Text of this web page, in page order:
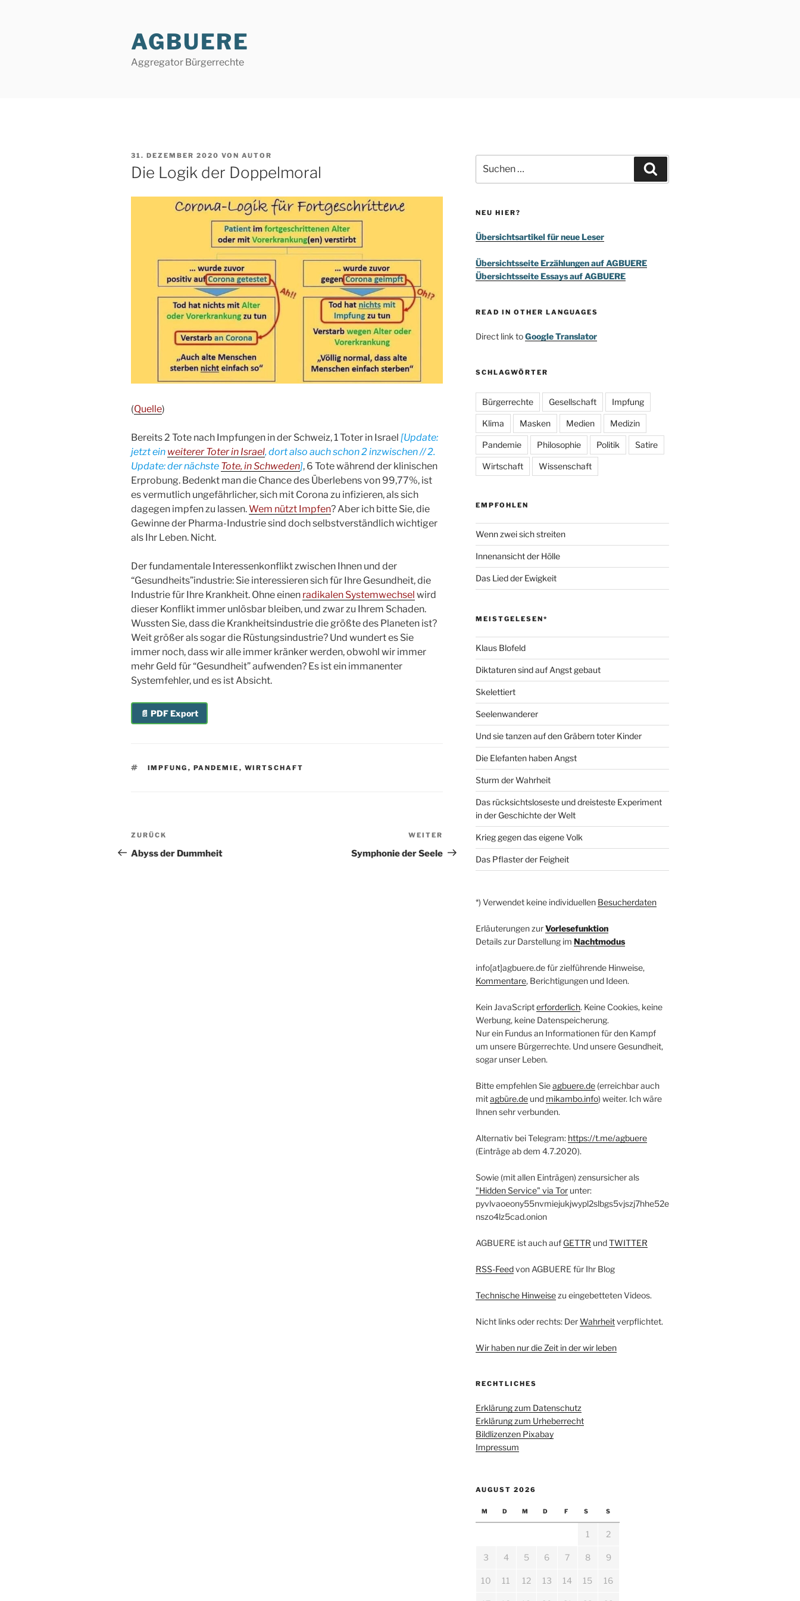
AGBUERE
Aggregator Bürgerrechte
VERÖFFENTLICHT
AM
31. DEZEMBER 2020 VON AUTOR
Die Logik der Doppelmoral
(Quelle)
Bereits 2 Tote nach Impfungen in der Schweiz, 1 Toter in Israel [Update:
jetzt ein weiterer Toter in Israel, dort also auch schon 2 inzwischen // 2.
Update: der nächste Tote, in Schweden], 6 Tote während der klinischen
Erprobung. Bedenkt man die Chance des Überlebens von 99,77%, ist
es vermutlich ungefährlicher, sich mit Corona zu infizieren, als sich
dagegen impfen zu lassen.Wem nützt Impfen? Aber ich bitte Sie, die
Gewinne der Pharma-Industrie sind doch selbstverständlich wichtiger
als Ihr Leben. Nicht.
Der fundamentale Interessenkonflikt zwischen Ihnen und der
“Gesundheits”industrie: Sie interessieren sich für Ihre Gesundheit, die
Industrie für Ihre Krankheit. Ohne einen radikalen Systemwechsel wird
dieser Konflikt immer unlösbar bleiben, und zwar zu Ihrem Schaden.
Wussten Sie, dass die Krankheitsindustrie die größte des Planeten ist?
Weit größer als sogar die Rüstungsindustrie? Und wundert es Sie
immer noch, dass wir alle immer kränker werden, obwohl wir immer
mehr Geld für “Gesundheit” aufwenden? Es ist ein immanenter
Systemfehler, und es ist Absicht.
📄 PDF Export
SCHLAGWÖRTER
IMPFUNG , PANDEMIE , WIRTSCHAFT
Beitragsnavigation
Vorheriger
Beitrag
ZURÜCK
Abyss der Dummheit
Nächster
Beitrag
WEITER
Symphonie der Seele
nach:
NEU HIER?
Übersichtsartikel für neue Leser
Übersichtsseite Erzählungen auf AGBUERE
Übersichtsseite Essays auf AGBUERE
READ IN OTHER LANGUAGES
Direct link toGoogle Translator
SCHLAGWÖRTER
Bürgerrechte Gesellschaft Impfung
Klima Masken Medien Medizin
Pandemie Philosophie Politik Satire
Wirtschaft Wissenschaft
EMPFOHLEN
Wenn zwei sich streiten
Innenansicht der Hölle
Das Lied der Ewigkeit
MEISTGELESEN*
Klaus Blofeld
Diktaturen sind auf Angst gebaut
Skelettiert
Seelenwanderer
Und sie tanzen auf den Gräbern toter Kinder
Die Elefanten haben Angst
Sturm der Wahrheit
Das rücksichtsloseste und dreisteste Experiment
in der Geschichte der Welt
Krieg gegen das eigene Volk
Das Pflaster der Feigheit
*) Verwendet keine individuellen Besucherdaten
Erläuterungen zurVorlesefunktion
Details zur Darstellung im Nachtmodus
info[at]agbuere.de für zielführende Hinweise,
Kommentare, Berichtigungen und Ideen.
Kein JavaScripterforderlich. Keine Cookies, keine
Werbung, keine Datenspeicherung.
Nur ein Fundus an Informationen für den Kampf
um unsere Bürgerrechte. Und unsere Gesundheit,
sogar unser Leben.
Bitte empfehlen Sieagbuere.de(erreichbar auch
mitagbüre.deund mikambo.info) weiter. Ich wäre
Ihnen sehr verbunden.
Alternativ bei Telegram: https://t.me/agbuere
(Einträge ab dem 4.7.2020).
Sowie (mit allen Einträgen) zensursicher als
"Hidden Service" via Torunter:
pyvlvaoeony55nvmiejukjwypl2slbgs5vjszj7hhe52e
nszo4lz5cad.onion
AGBUERE ist auch auf GETTR undTWITTER
RSS-Feedvon AGBUERE für Ihr Blog
Technische Hinweisezu eingebetteten Videos.
Nicht links oder rechts: DerWahrheitverpflichtet.
Wir haben nur die Zeit in der wir leben
RECHTLICHES
Erklärung zum Datenschutz
Erklärung zum Urheberrecht
Bildlizenzen Pixabay
Impressum
AUGUST 2026
M D M D F S S
1 2
3 4 5 6 7 8 9
10 11 12 13 14 15 16